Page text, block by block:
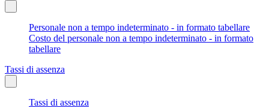
Personale non a tempo indeterminato - in formato tabellare
Costo del personale non a tempo indeterminato - in formato
tabellare
Tassi di assenza
Tassi di assenza